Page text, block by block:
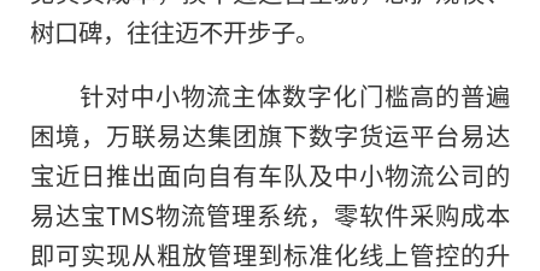
树口碑，往往迈不开步子。
针对中小物流主体数字化门槛高的普遍
困境，万联易达集团旗下数字货运平台易达
宝近日推出面向自有车队及中小物流公司的
易达宝TMS物流管理系统，零软件采购成本
即可实现从粗放管理到标准化线上管控的升